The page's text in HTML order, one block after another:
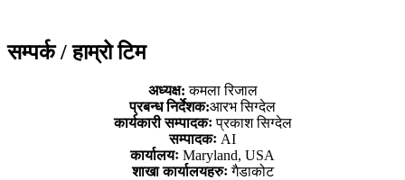
सम्पर्क / हाम्रो टिम
अध्यक्ष:कमला रिजाल
प्रबन्ध निर्देशक:आरभ सिग्देल
कार्यकारी सम्पादकःप्रकाश सिग्देल
सम्पादकः AI
कार्यालयः Maryland, USA
शाखा कार्यालयहरुःगैडाकोट